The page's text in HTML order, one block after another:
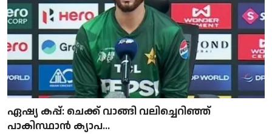
ഏഷ്യ കപ്പ്: ചെക്ക് വാങ്ങി വലിച്ചെറിഞ്ഞ്
പാകിസ്ഥാൻ ക്യാപ...